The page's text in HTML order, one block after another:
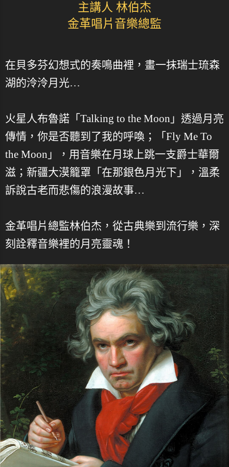
主講人 林伯杰
金革唱片音樂總監
在貝多芬幻想式的奏鳴曲裡，畫一抹瑞士琉森
湖的泠泠月光…
火星人布魯諾「Talking to the Moon」透過月亮
傳情，你是否聽到了我的呼喚；「Fly Me To
the Moon」，用音樂在月球上跳一支爵士華爾
滋；新疆大漠籠罩「在那銀色月光下」，溫柔
訴說古老而悲傷的浪漫故事…
金革唱片總監林伯杰，從古典樂到流行樂，深
刻詮釋音樂裡的月亮靈魂！